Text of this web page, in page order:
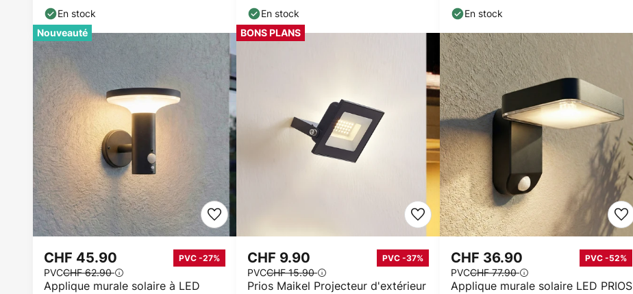
lampes, GU10
En stock En stock En stock
Nouveauté
Applique murale solaire à LED
CHF 45.90 PVC -27%
PVCCHF 62.90
BONS PLANS
Prios Maikel Projecteur d'extérieur
CHF 9.90 PVC -37%
PVCCHF 15.90
Applique murale solaire LED PRIOS
CHF 36.90 PVC -52%
PVCCHF 77.90